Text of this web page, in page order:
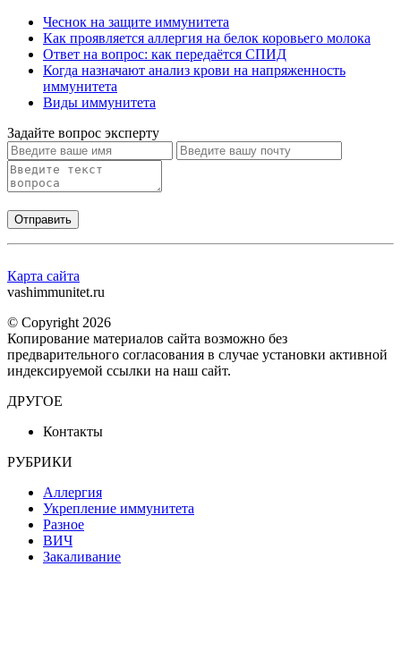
Чеснок на защите иммунитета
Как проявляется аллергия на белок коровьего молока
Ответ на вопрос: как передаётся СПИД
Когда назначают анализ крови на напряженность
иммунитета
Виды иммунитета
Задайте вопрос эксперту
Карта сайта
vashimmunitet.ru
© Copyright 2026
Копирование материалов сайта возможно без
предварительного согласования в случае установки активной
индексируемой ссылки на наш сайт.
ДРУГОЕ
Контакты
РУБРИКИ
Аллергия
Укрепление иммунитета
Разное
ВИЧ
Закаливание